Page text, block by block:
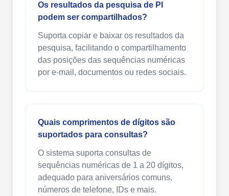
Os resultados da pesquisa de PI
podem ser compartilhados?
Suporta copiar e baixar os resultados da
pesquisa, facilitando o compartilhamento
das posições das sequências numéricas
por e-mail, documentos ou redes sociais.
Quais comprimentos de dígitos são
suportados para consultas?
O sistema suporta consultas de
sequências numéricas de 1 a 20 dígitos,
adequado para aniversários comuns,
números de telefone, IDs e mais.